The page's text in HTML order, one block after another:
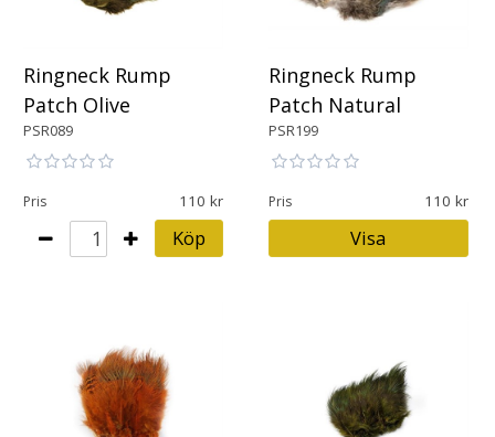
Ringneck Rump
Patch Olive
PSR089
Pris 110
Köp
Ringneck Rump
Patch Natural
PSR199
Pris 110
Visa